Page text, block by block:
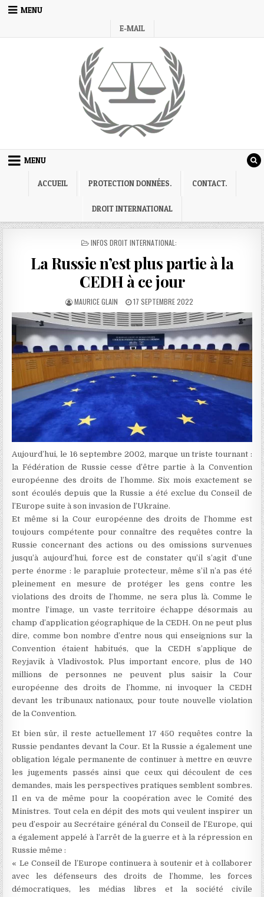
Skip
MENU
E-MAIL
MENU
ACCUEIL PROTECTION DONNÉES. CONTACT.
DROIT INTERNATIONAL
POSTED
INFOS DROIT INTERNATIONAL:
La Russie n’est plus partie à la
CEDH à ce jour
AUTHOR:
MAURICE GLAIN
PUBLISHED
DATE:
17 SEPTEMBRE 2022
Aujourd’hui, le 16 septembre 2002, marque un triste tournant :
la Fédération de Russie cesse d’être partie à la Convention
européenne des droits de l’homme. Six mois exactement se
sont écoulés depuis que la Russie a été exclue du Conseil de
l’Europe suite à son invasion de l’Ukraine.
Et même si la Cour européenne des droits de l’homme est
toujours compétente pour connaître des requêtes contre la
Russie concernant des actions ou des omissions survenues
jusqu’à aujourd’hui, force est de constater qu’il s’agit d’une
perte énorme : le parapluie protecteur, même s’il n’a pas été
pleinement en mesure de protéger les gens contre les
violations des droits de l’homme, ne sera plus là. Comme le
montre l’image, un vaste territoire échappe désormais au
champ d’application géographique de la CEDH. On ne peut plus
dire, comme bon nombre d’entre nous qui enseignions sur la
Convention étaient habitués, que la CEDH s’applique de
Reyjavik à Vladivostok. Plus important encore, plus de 140
millions de personnes ne peuvent plus saisir la Cour
européenne des droits de l’homme, ni invoquer la CEDH
devant les tribunaux nationaux, pour toute nouvelle violation
de la Convention.
Et bien sûr, il reste actuellement 17 450 requêtes contre la
Russie pendantes devant la Cour. Et la Russie a également une
obligation légale permanente de continuer à mettre en œuvre
les jugements passés ainsi que ceux qui découlent de ces
demandes, mais les perspectives pratiques semblent sombres.
Il en va de même pour la coopération avec le Comité des
Ministres. Tout cela en dépit des mots qui veulent inspirer un
peu d’espoir au Secrétaire général du Conseil de l’Europe, qui
a également appelé à l’arrêt de la guerre et à la répression en
Russie même :
« Le Conseil de l’Europe continuera à soutenir et à collaborer
avec les défenseurs des droits de l’homme, les forces
démocratiques, les médias libres et la société civile